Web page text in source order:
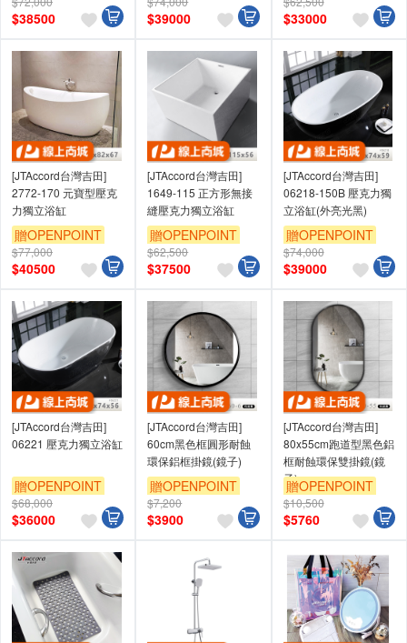
$38500 $39000 $33000
[JTAccord台灣吉田]
2772-170 元寶型壓克
力獨立浴缸
贈OPENPOINT
$77,000
$40500
[JTAccord台灣吉田]
1649-115 正方形無接
縫壓克力獨立浴缸
贈OPENPOINT
$62,500
$37500
[JTAccord台灣吉田]
06218-150B 壓克力獨
立浴缸(外亮光黑)
贈OPENPOINT
$74,000
$39000
[JTAccord台灣吉田]
06221 壓克力獨立浴缸
贈OPENPOINT
$68,000
$36000
[JTAccord台灣吉田]
60cm黑色框圓形耐蝕
環保鋁框掛鏡(鏡子)
贈OPENPOINT
$7,200
$3900
[JTAccord台灣吉田]
80x55cm跑道型黑色鋁
框耐蝕環保雙掛鏡(鏡
子)
贈OPENPOINT
$10,500
$5760